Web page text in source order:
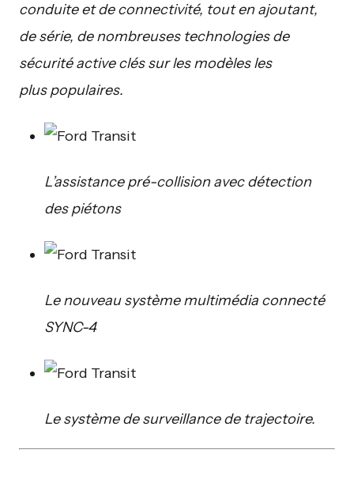
conduite et de connectivité, tout en ajoutant,
de série, de nombreuses technologies de
sécurité active clés sur les modèles les
plus populaires.
L’assistance pré-collision avec détection
des piétons
Le nouveau système multimédia connecté
SYNC-4
Le système de surveillance de trajectoire.